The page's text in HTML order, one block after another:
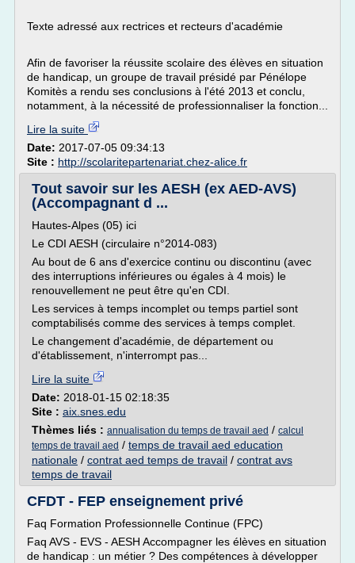
Texte adressé aux rectrices et recteurs d'académie
Afin de favoriser la réussite scolaire des élèves en situation
de handicap, un groupe de travail présidé par Pénélope
Komitès a rendu ses conclusions à l'été 2013 et conclu,
notamment, à la nécessité de professionnaliser la fonction...
Lire la suite
Date: 2017-07-05 09:34:13
Site : http://scolaritepartenariat.chez-alice.fr
Tout savoir sur les AESH (ex AED-AVS)
(Accompagnant d ...
Hautes-Alpes (05) ici
Le CDI AESH (circulaire n°2014-083)
Au bout de 6 ans d'exercice continu ou discontinu (avec
des interruptions inférieures ou égales à 4 mois) le
renouvellement ne peut être qu'en CDI.
Les services à temps incomplet ou temps partiel sont
comptabilisés comme des services à temps complet.
Le changement d'académie, de département ou
d'établissement, n'interrompt pas...
Lire la suite
Date: 2018-01-15 02:18:35
Site : aix.snes.edu
Thèmes liés : annualisation du temps de travail aed / calcul
temps de travail aed / temps de travail aed education
nationale / contrat aed temps de travail / contrat avs
temps de travail
CFDT - FEP enseignement privé
Faq Formation Professionnelle Continue (FPC)
Faq AVS - EVS - AESH Accompagner les élèves en situation
de handicap : un métier ? Des compétences à développer